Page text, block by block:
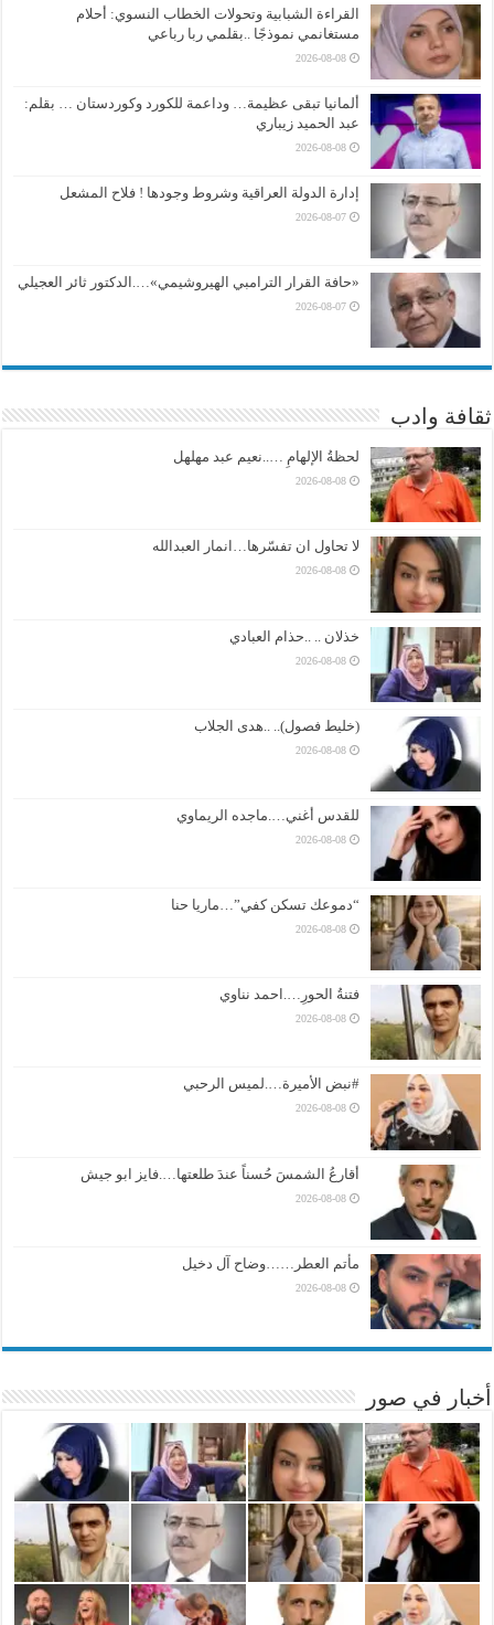
القراءة الشبابية وتحولات الخطاب النسوي: أحلام
مستغانمي نموذجًا ..بقلمي ربا رباعي
2026-08-08
ألمانيا تبقى عظيمة… وداعمة للكورد وكوردستان … بقلم:
عبد الحميد زيباري
2026-08-08
إدارة الدولة العراقية وشروط وجودها ! فلاح المشعل
2026-08-07
«حافة القرار الترامبي الهيروشيمي»….الدكتور ثائر العجيلي
2026-08-07
ثقافة وادب
لحظةُ الإلهامِ …..نعيم عبد مهلهل
2026-08-08
لا تحاول ان تفسّرها…انمار العبدالله
2026-08-08
خذلان .. ..حذام العبادي
2026-08-08
(خليط فصول).. ..هدى الجلاب
2026-08-08
للقدس أغني….ماجده الريماوي
2026-08-08
“دموعك تسكن كفي”…ماريا حنا
2026-08-08
فتنةُ الحورِ….احمد نناوي
2026-08-08
#نبض الأميرة….لميس الرحبي
2026-08-08
أقارعُ الشمسَ حُسناً عندَ طلعتها….فايز ابو جيش
2026-08-08
مأتم العطر……وضاح آل دخيل
2026-08-08
أخبار في صور